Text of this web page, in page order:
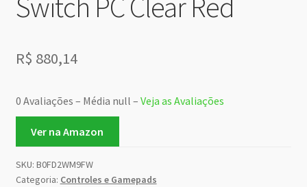
R$ 880,14
0 Avaliações – Média null – Veja as Avaliações
Ver na Amazon
SKU: B0FD2WM9FW
Categoria: Controles e Gamepads